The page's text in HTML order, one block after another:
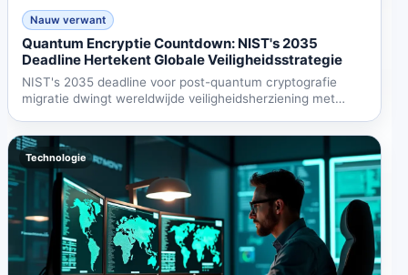
Nauw verwant
Quantum Encryptie Countdown: NIST's 2035
Deadline Hertekent Globale Veiligheidsstrategie
NIST's 2035 deadline voor post-quantum cryptografie
migratie dwingt wereldwijde veiligheidsherziening met
Technologie